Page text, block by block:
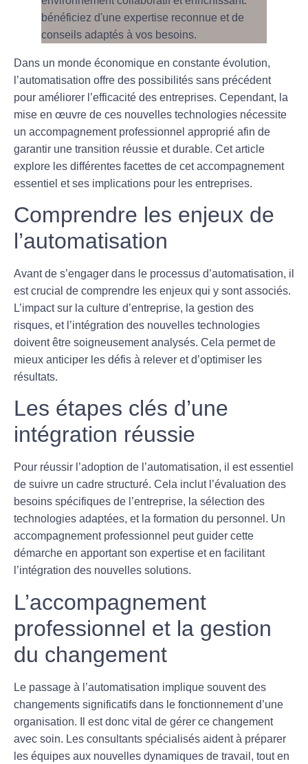
Dans un monde économique en constante évolution,
l’automatisation offre des possibilités sans précédent
pour améliorer l’efficacité des entreprises. Cependant, la
mise en œuvre de ces nouvelles technologies nécessite
un accompagnement professionnel approprié afin de
garantir une transition réussie et durable. Cet article
explore les différentes facettes de cet accompagnement
essentiel et ses implications pour les entreprises.
Comprendre les enjeux de
l’automatisation
Avant de s’engager dans le processus d’automatisation, il
est crucial de comprendre les enjeux qui y sont associés.
L’impact sur la culture d’entreprise, la gestion des
risques, et l’intégration des nouvelles technologies
doivent être soigneusement analysés. Cela permet de
mieux anticiper les défis à relever et d’optimiser les
résultats.
Les étapes clés d’une
intégration réussie
Pour réussir l’adoption de l’automatisation, il est essentiel
de suivre un cadre structuré. Cela inclut l’évaluation des
besoins spécifiques de l’entreprise, la sélection des
technologies adaptées, et la formation du personnel. Un
accompagnement professionnel peut guider cette
démarche en apportant son expertise et en facilitant
l’intégration des nouvelles solutions.
L’accompagnement
professionnel et la gestion
du changement
Le passage à l’automatisation implique souvent des
changements significatifs dans le fonctionnement d’une
organisation. Il est donc vital de gérer ce changement
avec soin. Les consultants spécialisés aident à préparer
les équipes aux nouvelles dynamiques de travail, tout en